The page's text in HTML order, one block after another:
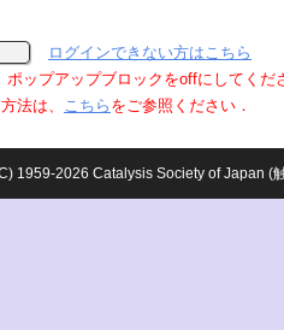
ログインできない方はこちら
ップアップブロックをoffにしてくだ
法は、 こちら をご参照ください．
1959-2026 Catalysis Society of Japan (